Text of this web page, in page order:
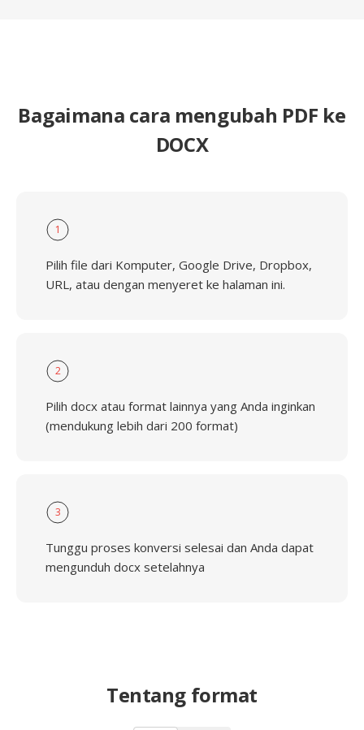
Bagaimana cara mengubah PDF ke
DOCX
1
Pilih file dari Komputer, Google Drive, Dropbox,
URL, atau dengan menyeret ke halaman ini.
2
Pilih docx atau format lainnya yang Anda inginkan
(mendukung lebih dari 200 format)
3
Tunggu proses konversi selesai dan Anda dapat
mengunduh docx setelahnya
Tentang format